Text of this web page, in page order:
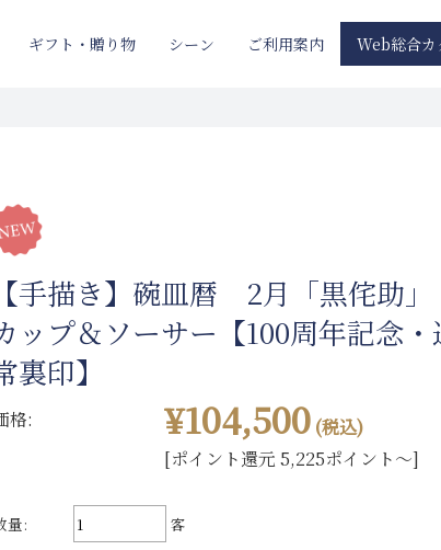
ギフト・贈り物 シーン ご利用案内 Web総合カ
【手描き】碗皿暦 2月「黒侘助」
ップ＆ソーサー【100周年記念・
裏印】
格: ¥104,500 (税込)
[ポイント還元 5,225ポイント～]
量: 客